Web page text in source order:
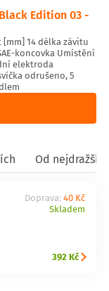
Edition 03 -
14 délka závitu
koncovka Umístění
elektroda
odrušeno, 5
Od
Doprava: 40 Kč
Skladem
392 Kč